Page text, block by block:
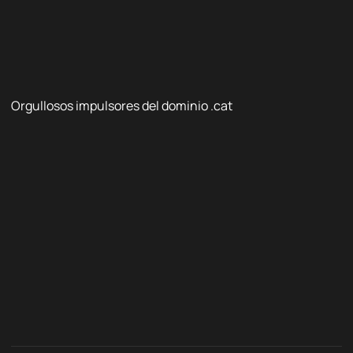
Orgullosos impulsores del dominio .cat